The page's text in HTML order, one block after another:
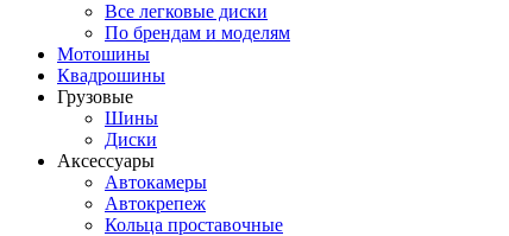
Все легковые диски
По брендам и моделям
Мотошины
Квадрошины
Грузовые
Шины
Диски
Аксессуары
Автокамеры
Автокрепеж
Кольца проставочные